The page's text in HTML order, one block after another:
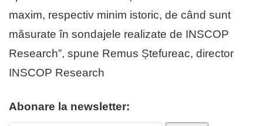
maxim, respectiv minim istoric, de când sunt
măsurate în sondajele realizate de INSCOP
Research”, spune Remus Ștefureac, director
INSCOP Research
Abonare la newsletter: